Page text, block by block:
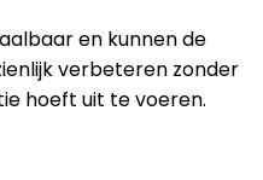
en kunnen de
verbeteren zonder
hoeft uit te voeren.